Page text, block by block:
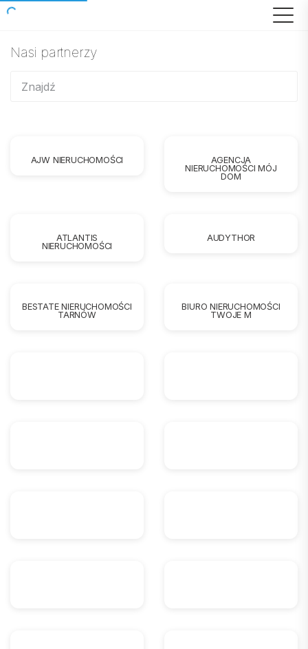
Nasi partnerzy
AJW NIERUCHOMOŚCI
AGENCJA
NIERUCHOMOŚCI MÓJ
DOM
ATLANTIS
NIERUCHOMOŚCI
AUDYTHOR
BESTATE NIERUCHOMOŚCI
TARNÓW
BIURO NIERUCHOMOŚCI
TWOJE M